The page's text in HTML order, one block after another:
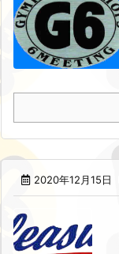
2020年12月15日